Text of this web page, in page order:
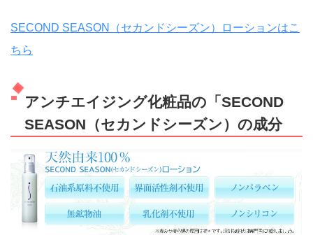
SECOND SEASON（セカンドシーズン）ローションはこ
ちら
アンチエイジング化粧品の「SECOND
SEASON（セカンドシーズン）の成分